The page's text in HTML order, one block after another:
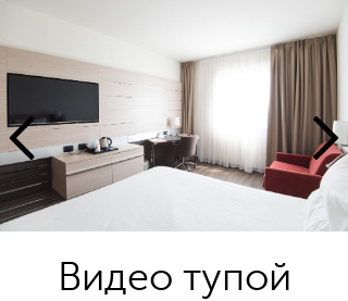
Видео тупой